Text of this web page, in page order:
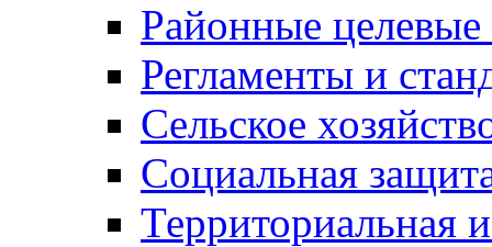
Районные
Регламенты и
Сельское
Социальная
Территориальная